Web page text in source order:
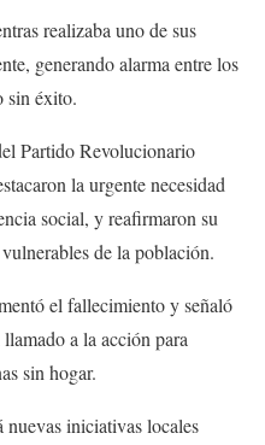
realizaba uno de sus
generando alarma entre los
sin éxito.
Partido Revolucionario
la urgente necesidad
social, y reafirmaron su
de la población.
el fallecimiento y señaló
a la acción para
sin hogar.
iniciativas locales